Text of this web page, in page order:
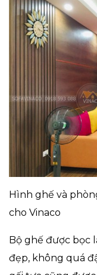
Hình ghế và
cho Vinaco
Bộ ghế được bọc
đẹp, không quá